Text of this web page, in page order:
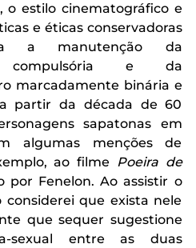
o estilo cinematográfico e
e éticas conservadoras
a manutenção da
compulsória e da
marcadamente binária e
partir da década de 60
sapatonas em
algumas menções de
ao filme Poeira de
por Fenelon. Ao assistir o
que exista nele
que sequer sugestione
sexual entre as duas